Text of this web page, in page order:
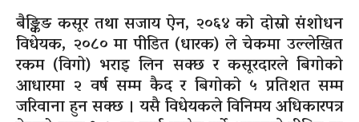
बैङ्किङ कसूर तथा सजाय ऐन, २०६४ को दोस्रो संशोधन
विधेयक, २०८० मा पीडित (धारक) ले चेकमा उल्लेखित
रकम (विगो) भराइ लिन सक्छ र कसूरदारले बिगोको
आधारमा २ वर्ष सम्म कैद र बिगोको ५ प्रतिशत सम्म
जरिवाना हुन सक्छ । यसै विधेयकले विनिमय अधिकारपत्र